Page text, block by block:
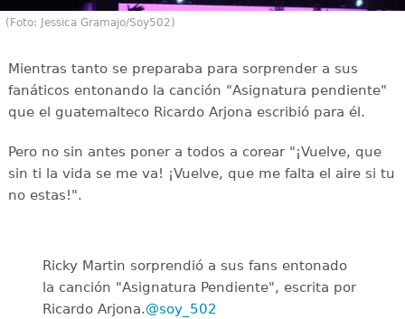
(Foto: Jessica Gramajo/Soy502)
Mientras tanto se preparaba para sorprender a sus
fanáticos entonando la canción "Asignatura pendiente"
que el guatemalteco Ricardo Arjona escribió para él.
Pero no sin antes poner a todos a corear "¡Vuelve, que
sin ti la vida se me va! ¡Vuelve, que me falta el aire si tu
no estas!".
Ricky Martin sorprendió a sus fans entonado
la canción "Asignatura Pendiente", escrita por
Ricardo Arjona.@soy_502